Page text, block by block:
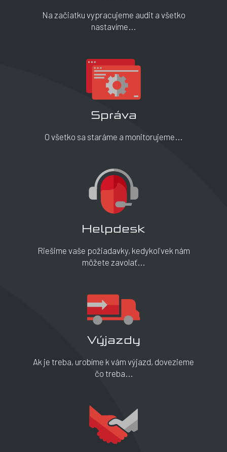
Na začiatku vypracujeme audit a všetko
nastavíme...
Správa
O všetko sa staráme a monitorujeme...
Helpdesk
Riešime vaše požiadavky, kedykoľvek nám
môžete zavolať...
Výjazdy
Ak je treba, urobíme k vám výjazd, dovezieme
čo treba...